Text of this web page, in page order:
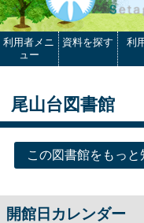
利用者メニ
ュー
資料を探す 利
尾山台図書館
この図書館をもっと
開館日カレンダー